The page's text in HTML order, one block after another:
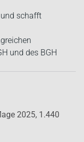
schafft
und des BGH
2025, 1.440